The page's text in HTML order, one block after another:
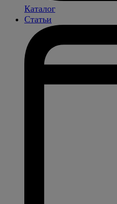
Каталог
Статьи